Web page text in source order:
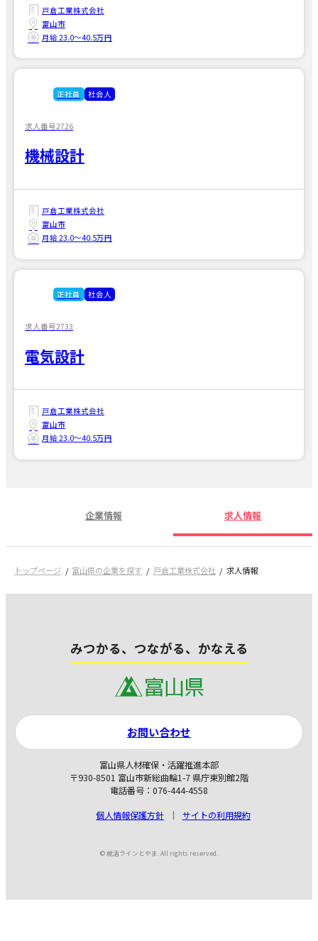
戸倉工業株式会社
富山市
月給 23.0〜40.5万円
正社員 社会人
求人番号2726
機械設計
戸倉工業株式会社
富山市
月給 23.0〜40.5万円
正社員 社会人
求人番号2733
電気設計
戸倉工業株式会社
富山市
月給 23.0〜40.5万円
企業情報 求人情報
トップページ 富山県の企業を探す 戸倉工業株式会社 求人情報
みつかる、つながる、かなえる
富山県人材確保・活躍推進本部
〒930-8501 富山市新総曲輪1-7 県庁東別館2階
電話番号：076-444-4558
個人情報保護方針
サイトの利用規約
お問い合わせ
© 就活ラインとやま. All rights reserved.